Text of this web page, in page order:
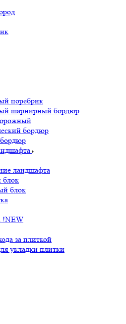
поребрик
шарнирный бордюр
бордюр
ландшафта
блок
блок
!NEW
за плиткой
укладки плитки